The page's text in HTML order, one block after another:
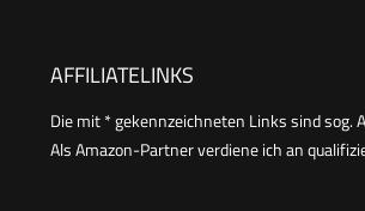
AFFILIATELINKS
Die mit * gekennzeichneten Links sind sog.
Als Amazon-Partner verdiene ich an